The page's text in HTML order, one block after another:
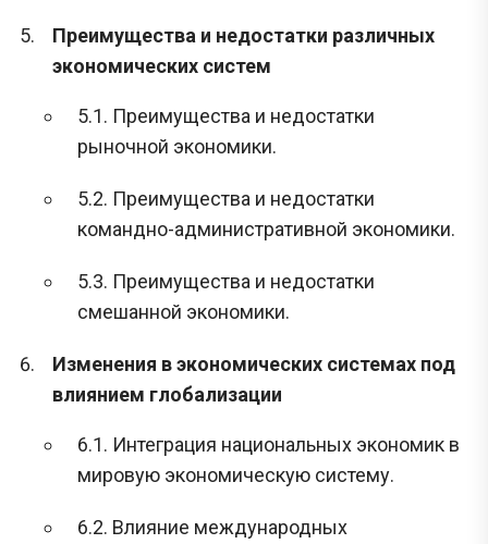
Преимущества и недостатки различных
экономических систем
5.1. Преимущества и недостатки
рыночной экономики.
5.2. Преимущества и недостатки
командно-административной экономики.
5.3. Преимущества и недостатки
смешанной экономики.
Изменения в экономических системах под
влиянием глобализации
6.1. Интеграция национальных экономик в
мировую экономическую систему.
6.2. Влияние международных